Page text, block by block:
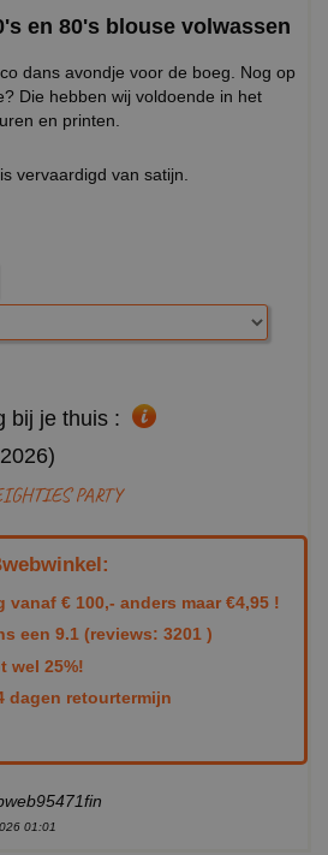
en 80's blouse volwassen
dans avondje voor de boeg. Nog op
Die hebben wij voldoende in het
en printen.
vervaardigd van satijn.
bij je thuis :
PARTY
vanaf € 100,- anders maar €4,95 !
een 9.1 (reviews: 3201 )
wel 25%!
dagen retourtermijn
01:01